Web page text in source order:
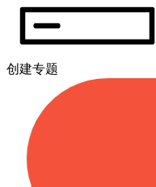
创建专题